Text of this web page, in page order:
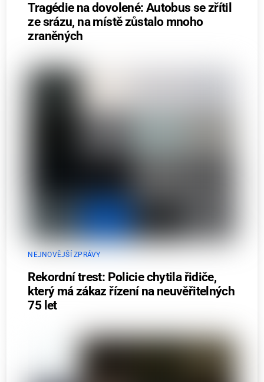
Tragédie na dovolené: Autobus se zřítil
ze srázu, na místě zůstalo mnoho
zraněných
NEJNOVĚJŠÍ ZPRÁVY
Rekordní trest: Policie chytila řidiče,
který má zákaz řízení na neuvěřitelných
75 let